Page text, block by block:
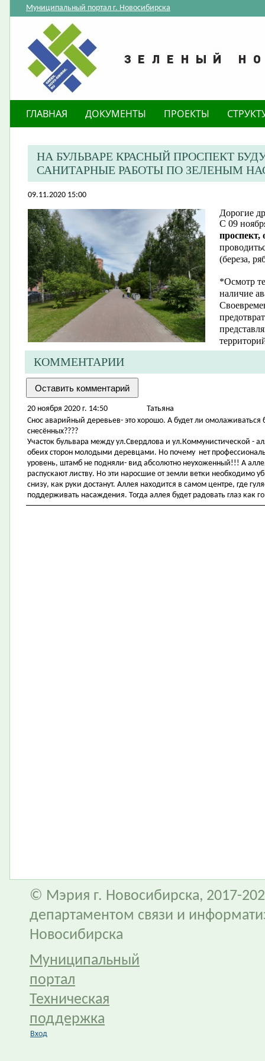
Муниципальный портал г. Новосибирска
ГЛАВНАЯ ДОКУМЕНТЫ ПРОЕКТЫ
НА БУЛЬВАРЕ КРАСНЫЙ ПРОСПЕКТ
САНИТАРНЫЕ РАБОТЫ ПО ЗЕЛЕНЫМ
09.11.2020 15:00
Дорогие
С 09
проспект,
(береза,
*Осмотр
наличие
КОММЕНТАРИИ
20 ноября 2020 г. 14:50
Татьяна
Снос аварийный деревьев- это хорошо. А будет ли
снесённых????
Участок бульвара между ул.Свердлова и ул.Коммунистической -
обеих сторон молодыми деревцами. Но почему нет
уровень, штамб не подняли- вид абсолютно неухоженный!!! А
распускают листву. Но эти наросшие от земли ветки необходимо
снизу, как руки достанут. Аллея находится в самом центре, где
поддерживать насаждения. Тогда аллея будет радовать глаз как
© Мэрия г. Новосибирска, 2017-
департаментом связи и
Новосибирска
Муниципальный
портал
Техническая
поддержка
Вход